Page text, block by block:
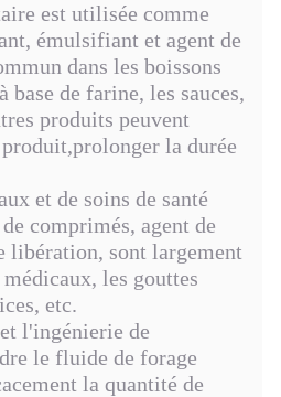
est utilisée comme
émulsifiant et agent de
dans les boissons
base de farine, les sauces,
produits peuvent
la durée
et de soins de santé
comprimés, agent de
libération, sont largement
les gouttes
etc.
l'ingénierie de
le fluide de forage
la quantité de